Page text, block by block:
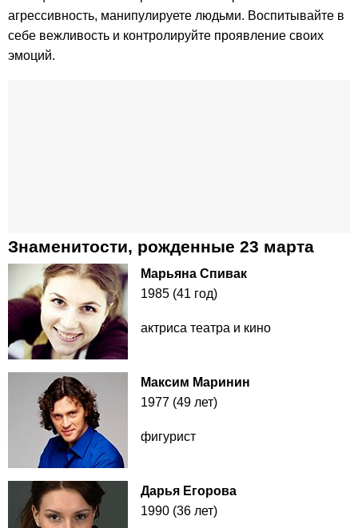
агрессивность, манипулируете людьми. Воспитывайте в
себе вежливость и контролируйте проявление своих
эмоций.
Знаменитости, рожденные 23 марта
Марьяна Спивак
1985 (41 год)
актриса театра и кино
Максим Маринин
1977 (49 лет)
фигурист
Дарья Егорова
1990 (36 лет)